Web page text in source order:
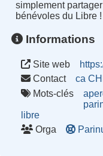
simplement
bénévoles du Libre !
Informations
Site web
Contact
ca
Mots-clés
libre
Orga